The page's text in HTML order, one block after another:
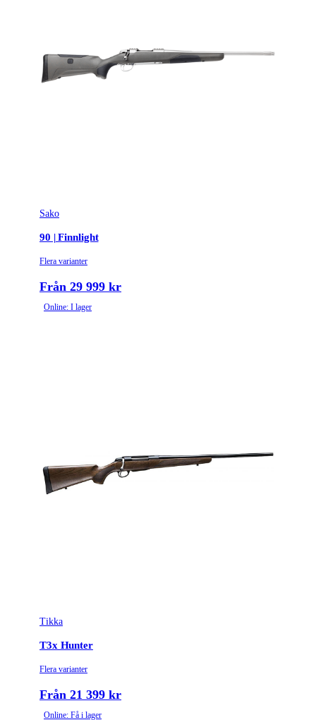
Sako
90 | Finnlight
Flera varianter
Från 29 999 kr
Online: I lager
Tikka
T3x Hunter
Flera varianter
Från 21 399 kr
Online: Få i lager